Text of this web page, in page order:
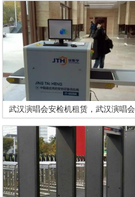
武汉演唱会安检机租赁，武汉演唱会